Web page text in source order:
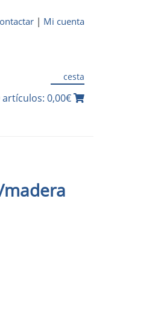
| Mi cuenta
cesta
artículos: 0,00€
madera